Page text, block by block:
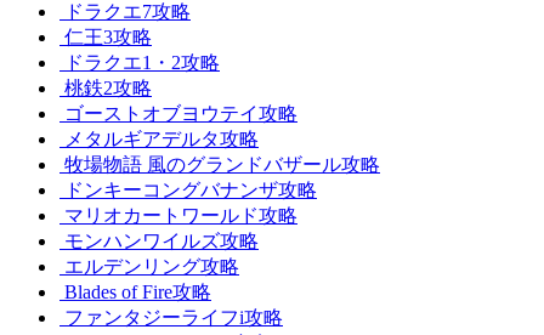
ドラクエ7攻略
仁王3攻略
ドラクエ1・2攻略
桃鉄2攻略
ゴーストオブヨウテイ攻略
メタルギアデルタ攻略
牧場物語 風のグランドバザール攻略
ドンキーコングバナンザ攻略
マリオカートワールド攻略
モンハンワイルズ攻略
エルデンリング攻略
Blades of Fire攻略
ファンタジーライフi攻略